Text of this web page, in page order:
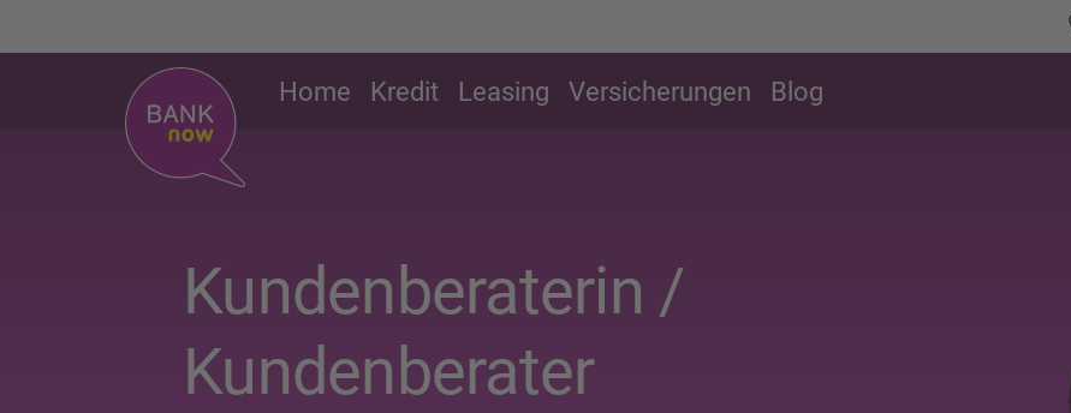
Home Kredit Leasing Versicherungen Blog
Kundenberaterin /
Kundenberater